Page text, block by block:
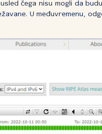
čega nisu mogli da
U međuvremenu,